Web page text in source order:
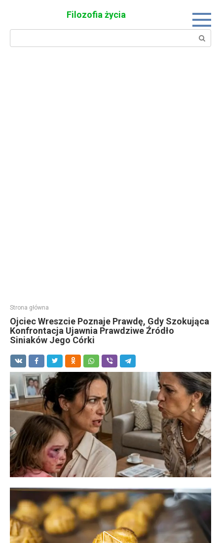
Filozofia życia
Search:
Strona główna
Ojciec Wreszcie Poznaje Prawdę, Gdy Szokująca
Konfrontacja Ujawnia Prawdziwe Źródło
Siniaków Jego Córki